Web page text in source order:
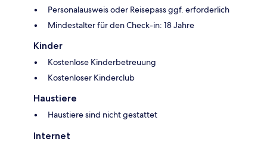
Personalausweis oder Reisepass ggf. erforderlich
Mindestalter für den Check-in: 18 Jahre
Kinder
Kostenlose Kinderbetreuung
Kostenloser Kinderclub
Haustiere
Haustiere sind nicht gestattet
Internet